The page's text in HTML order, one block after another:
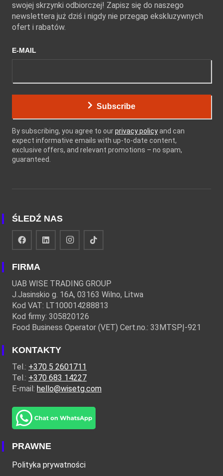
swojej skrzynki odbiorczej! Zapisz się do naszego
newslettera już dziś i nigdy nie przegap ekskluzywnych
ofert i rabatów.
E-MAIL
Subscribe
By subscribing, you agree to ourprivacy policy and can
expect informative emails with up-to-date content,
exclusive offers, and relevant promotions – no spam,
guaranteed.
ŚLEDŹ NAS
FIRMA
UAB WISE TRADING GROUP
J.Jasinskio g. 16A, 03163 Wilno, Litwa
Kod VAT: LT100014288813
Kod firmy: 305820126
Food Business Operator (VET) Cert.no.: 33MTSPĮ-921
KONTAKTY
Tel.: +370 5 2601711
Tel.: +370 683 14227
E-mail: hello@wisetg.com
PRAWNE
Polityka prywatności